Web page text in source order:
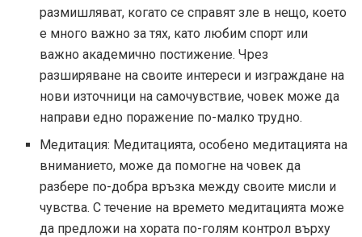
размишляват, когато се справят зле в нещо, което
е много важно за тях, като любим спорт или
важно академично постижение. Чрез
разширяване на своите интереси и изграждане на
нови източници на самочувствие, човек може да
направи едно поражение по-малко трудно.
Медитация: Медитацията, особено медитацията на
вниманието, може да помогне на човек да
разбере по-добра връзка между своите мисли и
чувства. С течение на времето медитацията може
да предложи на хората по-голям контрол върху